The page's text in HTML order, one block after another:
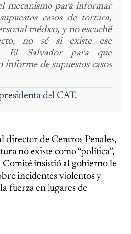
mecanismo para informar
casos de tortura,
médico, y no escuché
no sé si existe ese
El Salvador para que
informe de supuestos casos
del CAT.
director de Centros Penales,
no existe como “política”,
Comité insistió al gobierno le
incidentes violentos y
fuerza en lugares de